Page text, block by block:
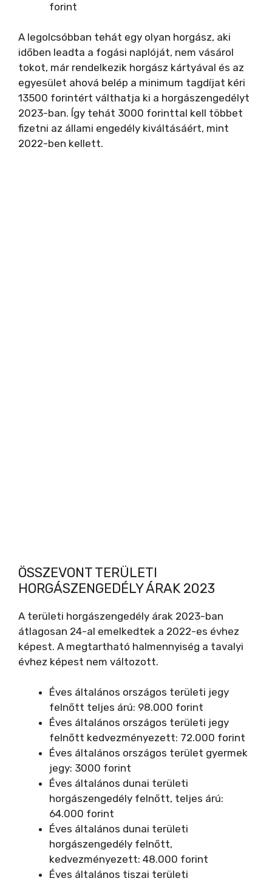
forint
A legolcsóbban tehát egy olyan horgász, aki
időben leadta a fogási naplóját, nem vásárol
tokot, már rendelkezik horgász kártyával és az
egyesület ahová belép a minimum tagdíjat kéri
13500 forintért válthatja ki a horgászengedélyt
2023-ban. Így tehát 3000 forinttal kell többet
fizetni az állami engedély kiváltásáért, mint
2022-ben kellett.
ÖSSZEVONT TERÜLETI
HORGÁSZENGEDÉLY ÁRAK 2023
A területi horgászengedély árak 2023-ban
átlagosan 24-al emelkedtek a 2022-es évhez
képest. A megtartható halmennyiség a tavalyi
évhez képest nem változott.
Éves általános országos területi jegy
felnőtt teljes árú: 98.000 forint
Éves általános országos területi jegy
felnőtt kedvezményezett: 72.000 forint
Éves általános országos terület gyermek
jegy: 3000 forint
Éves általános dunai területi
horgászengedély felnőtt, teljes árú:
64.000 forint
Éves általános dunai területi
horgászengedély felnőtt,
kedvezményezett: 48.000 forint
Éves általános tiszai területi